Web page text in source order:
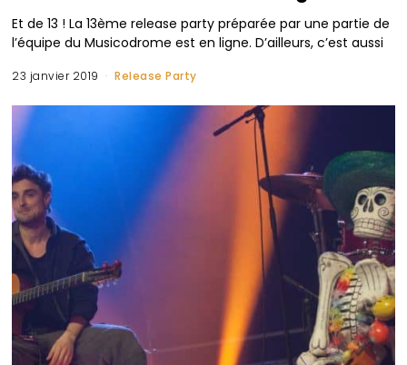
Et de 13 ! La 13ème release party préparée par une partie de
l’équipe du Musicodrome est en ligne. D’ailleurs, c’est aussi
23 janvier 2019 Release Party